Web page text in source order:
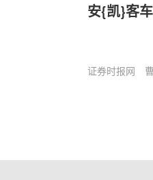
安{凯}客
证券时报网